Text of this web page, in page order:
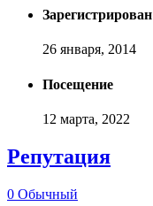
Зарегистрирован
26 января, 2014
Посещение
12 марта, 2022
Репутация
0 Обычный